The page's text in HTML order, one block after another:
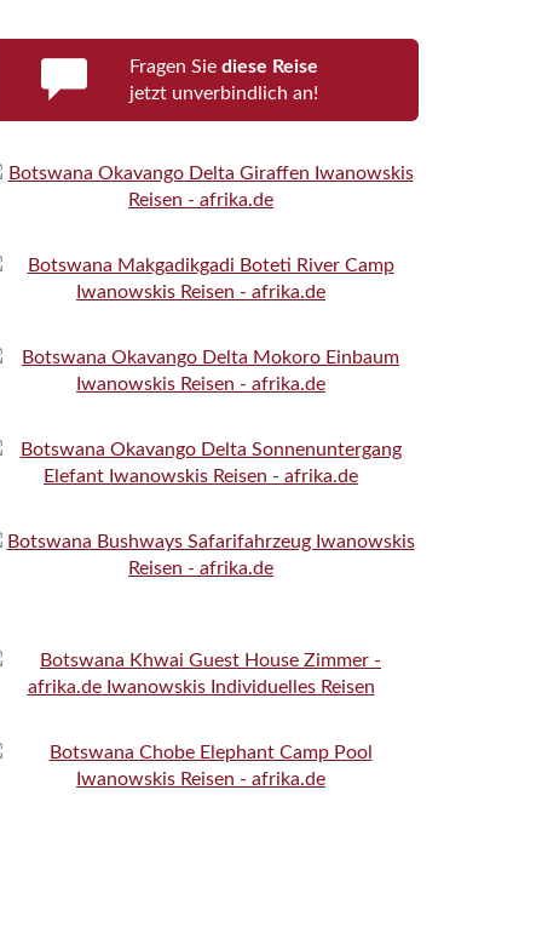
Fragen Sie diese Reise
jetzt unverbindlich an!